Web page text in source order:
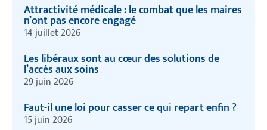
Attractivité médicale : le combat que les maires
n’ont pas encore engagé
14 juillet 2026
Les libéraux sont au cœur des solutions de
l’accès aux soins
29 juin 2026
Faut-il une loi pour casser ce qui repart enfin ?
15 juin 2026